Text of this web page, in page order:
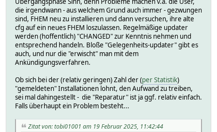
die irgendwann - aus welchem Grund auch immer - gezwungen
sind, FHEM neu zu installieren und dann versuchen, ihre alte
cfg auf ein neues FHEM loszulassen. Regelmäßige updater
werden (hoffentlich) "CHANGED" zur Kenntnis nehmen und
entsprechend handeln. Bloße "Gelegenheits-updater" gibt es
auch, und nur die "erwischt" man mit dem
Ankündigungsverfahren.
Ob sich bei der (relativ geringen) Zahl der (per Statistik)
"gemeldeten" Installationen lohnt, den Aufwand zu treiben,
sei mal dahingestellt - die "Reparatur" ist ja ggf. relativ einfach.
Falls überhaupt ein Problem besteht...
Zitat von: tobi01001 am 19 Februar 2025, 11:42:44